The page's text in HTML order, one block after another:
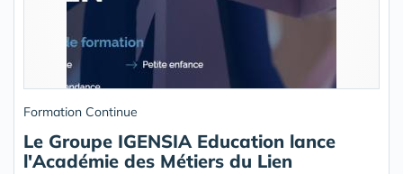
Formation Continue
Le Groupe IGENSIA Education lance
l'Académie des Métiers du Lien